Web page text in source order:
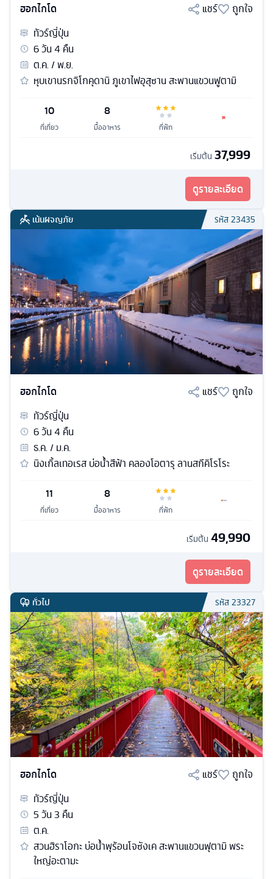
ฮอกไกโด แชร์
ถูกใจ
ทัวร์ญี่ปุ่น
6วัน4 คืน
ต.ค. / พ.ย.
หุบเขานรกจิโกคุดานิ ภูเขาไฟอุสุซาน สะพานแขวนฟูตามิ
10
ที่เที่ยว
8
มื้ออาหาร ที่พัก
เริ่มต้น 37,999
ดูรายละเอียด
เน้นผจญภัย รหัส23435
ฮอกไกโด แชร์
ถูกใจ
ทัวร์ญี่ปุ่น
6วัน4 คืน
ธ.ค. / ม.ค.
นิงเกิ้ลเทอเรส บ่อน้ำสีฟ้า คลองโอตารุ ลานสกีคิโรโระ
11
ที่เที่ยว
8
มื้ออาหาร ที่พัก
เริ่มต้น 49,990
ดูรายละเอียด
ทั่วไป รหัส23327
ฮอกไกโด แชร์
ถูกใจ
ทัวร์ญี่ปุ่น
5วัน3 คืน
ต.ค.
สวนฮิราโอกะ บ่อน้ำพุร้อนโจซังเค สะพานแขวนฟุตามิ พระ
ใหญ่อะตามะ